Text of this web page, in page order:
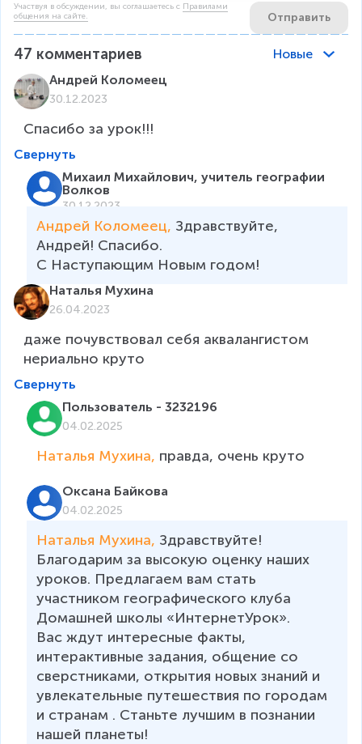
Участвуя в обсуждении, вы соглашаетесь c Правилами
общения на сайте.
Отправить
47 комментариев
Новые
Андрей Коломеец
30.12.2023
Спасибо за урок!!!
Свернуть
Михаил Михайлович, учитель географии
Волков
30.12.2023
Андрей Коломеец, Здравствуйте,
Андрей! Спасибо.
С Наступающим Новым годом!
Наталья Мухина
26.04.2023
даже почувствовал себя аквалангистом
нериально круто
Свернуть
Пользователь - 3232196
04.02.2025
Наталья Мухина, правда, очень круто
Оксана Байкова
04.02.2025
Наталья Мухина, Здравствуйте!
Благодарим за высокую оценку наших
уроков. Предлагаем вам стать
участником географического клуба
Домашней школы «ИнтернетУрок».
Вас ждут интересные факты,
интерактивные задания, общение со
сверстниками, открытия новых знаний и
увлекательные путешествия по городам
и странам . Станьте лучшим в познании
нашей планеты!